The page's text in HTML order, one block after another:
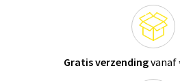
Gratis verzendingvanaf